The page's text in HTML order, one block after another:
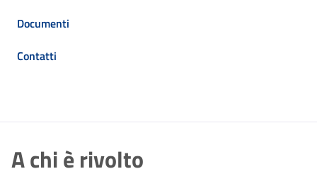
Documenti
Contatti
A chi è rivolto